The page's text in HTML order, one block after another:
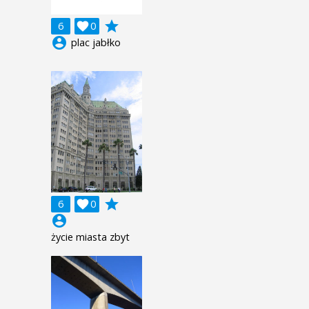
6 0

grade
account_circle plac jabłko
6 0

grade
account_circle
życie miasta zbyt